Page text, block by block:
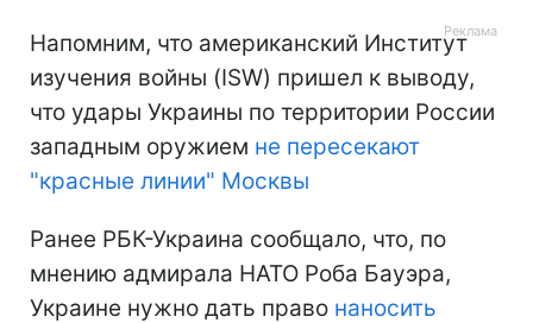
Напомним, что американский Институт
изучения войны (ISW) пришел к выводу,
что удары Украины по территории России
западным оружием не пересекают
"красные линии" Москвы
Ранее РБК-Украина сообщало, что, по
мнению адмирала НАТО Роба Бауэра,
Украине нужно дать право наносить